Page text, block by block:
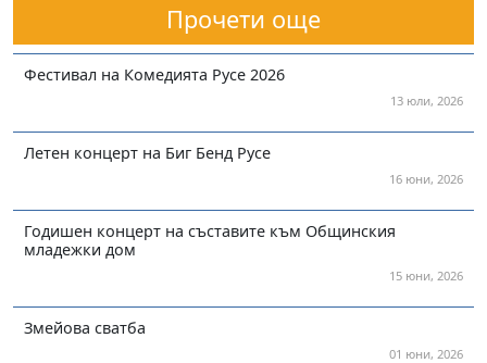
Прочети още
Фестивал на Комедията Русе 2026
13 юли, 2026
Летен концерт на Биг Бенд Русе
16 юни, 2026
Годишен концерт на съставите към Общинския
младежки дом
15 юни, 2026
Змейова сватба
01 юни, 2026